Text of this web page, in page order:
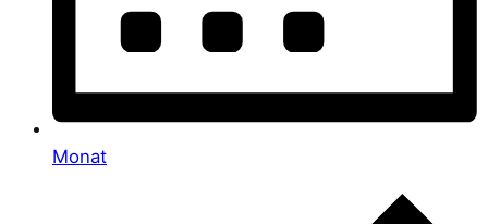
Monat